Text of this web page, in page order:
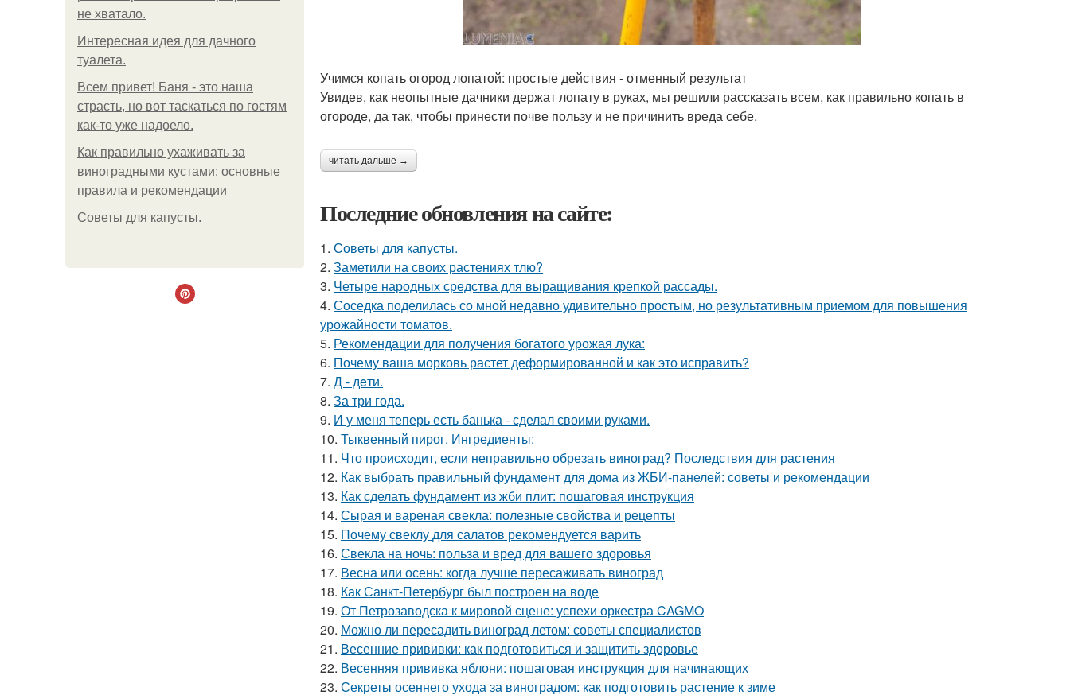
не хватало.
Интересная идея для дачного
туалета.
Всем привет! Баня - это наша
страсть, но вот таскаться по гостям
как-то уже надоело.
Как правильно ухаживать за
виноградными кустами: основные
правила и рекомендации
Советы для капусты.
Учимся копать огород лопатой: простые действия - отменный результат
Увидев, как неопытные дачники держат лопату в руках, мы решили рассказать всем, как правильно копать в
огороде, да так, чтобы принести почве пользу и не причинить вреда себе.
читать дальше →
Последние обновления на сайте:
1. Советы для капусты.
2. Заметили на своих растениях тлю?
3. Четыре народных средства для выращивания крепкой рассады.
4. Соседка поделилась со мной недавно удивительно простым, но результативным приемом для повышения
урожайности томатов.
5. Рекомендации для получения богатого урожая лука:
6. Почему ваша морковь растет деформированной и как это исправить?
7. Д - дeти.
8. За три года.
9. И у меня теперь есть банька - сделал своими руками.
10. Тыквенный пирог. Ингредиенты:
11. Что происходит, если неправильно обрезать виноград? Последствия для растения
12. Как выбрать правильный фундамент для дома из ЖБИ-панелей: советы и рекомендации
13. Как сделать фундамент из жби плит: пошаговая инструкция
14. Сырая и вареная свекла: полезные свойства и рецепты
15. Почему свеклу для салатов рекомендуется варить
16. Свекла на ночь: польза и вред для вашего здоровья
17. Весна или осень: когда лучше пересаживать виноград
18. Как Санкт-Петербург был построен на воде
19. От Петрозаводска к мировой сцене: успехи оркестра CAGMO
20. Можно ли пересадить виноград летом: советы специалистов
21. Весенние прививки: как подготовиться и защитить здоровье
22. Весенняя прививка яблони: пошаговая инструкция для начинающих
23. Секреты осеннего ухода за виноградом: как подготовить растение к зиме